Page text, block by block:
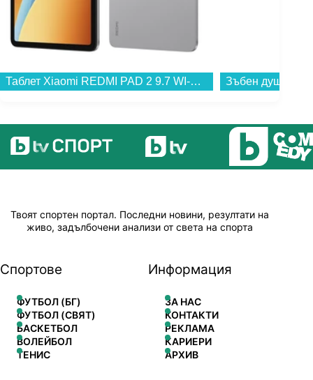
Таблет Xiaomi REDMI PAD 2 9.7 WI-FI 128/4 SILVER , 128 GB, 4 GB...
Твоят спортен портал. Последни новини, резултати на
живо, задълбочени анализи от света на спорта
Спортове
ФУТБОЛ (БГ)
ФУТБОЛ (СВЯТ)
БАСКЕТБОЛ
ВОЛЕЙБОЛ
ТЕНИС
Информация
ЗА НАС
КОНТАКТИ
РЕКЛАМА
КАРИЕРИ
АРХИВ